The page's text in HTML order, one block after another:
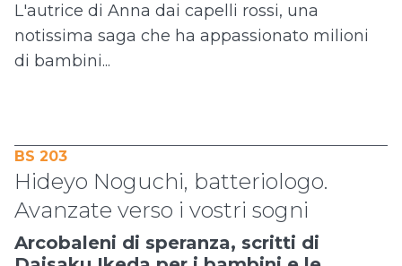
L'autrice di Anna dai capelli rossi, una
notissima saga che ha appassionato milioni
di bambini...
BS 203
Hideyo Noguchi, batteriologo.
Avanzate verso i vostri sogni
Arcobaleni di speranza, scritti di